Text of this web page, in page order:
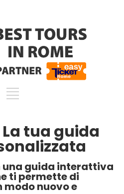
La tua guida
una guida interattiva
ti permette di
nuovo e